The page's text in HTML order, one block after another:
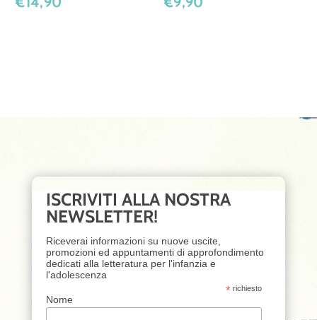
ISCRIVITI ALLA NOSTRA
NEWSLETTER!
Riceverai informazioni su nuove uscite,
promozioni ed appuntamenti di approfondimento
dedicati alla letteratura per l'infanzia e
l'adolescenza
* richiesto
Nome